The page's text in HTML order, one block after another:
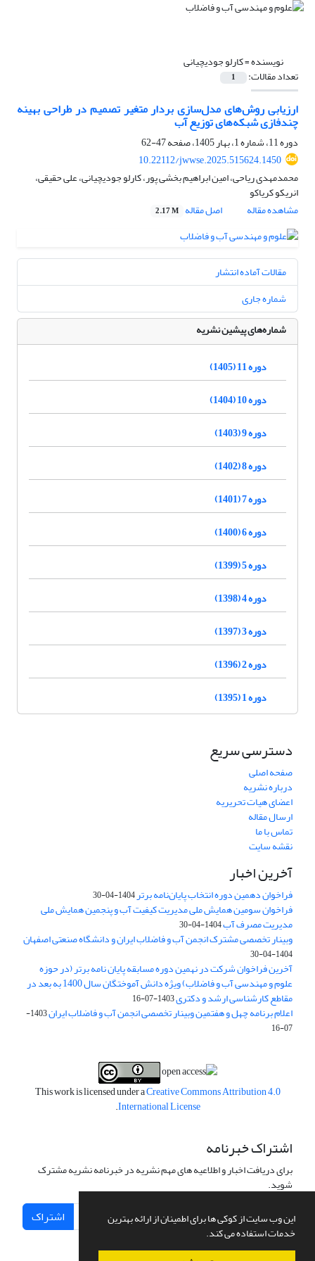
این وب سایت از کوکی ها برای اطمینان از ارائه بهترین
خدمات استفاده می کند.
نویسنده =کارلو جودیچیانی
تعداد مقالات: 1
ارزیابی روش‌های مدل‌سازی بردار متغیر تصمیمدر طراحی بهینه
چندفازیشبکه‌های توزیع آب
دوره 11، شماره 1، بهار 1405، صفحه
47-62
10.22112/jwwse.2025.515624.1450
محمدمهدی ریاحی، امین ابراهیم بخشی پور، کارلو جودیچیانی، علی حقیقی،
انریکو کریاکو
مشاهده مقاله
اصل مقاله 2.17 M
مقالات آماده انتشار
شماره جاری
شماره‌های پیشین نشریه
دوره 11 (1405)
دوره 10 (1404)
دوره 9 (1403)
دوره 8 (1402)
دوره 7 (1401)
دوره 6 (1400)
دوره 5 (1399)
دوره 4 (1398)
دوره 3 (1397)
دوره 2 (1396)
دوره 1 (1395)
دسترسی سریع
صفحه اصلی
درباره نشریه
اعضای هیات تحریریه
ارسال مقاله
تماس با ما
نقشه سایت
آخرین اخبار
فراخوان دهمین دوره انتخاب پایان‌نامه برتر1404-04-30
فراخوان سومین همایش ملی مدیریت کیفیت آب و پنجمین همایش ملی
مدیریت مصرف آب1404-04-30
وبینار تخصصی مشترک انجمن آب و فاضلاب ایران و دانشگاه صنعتی اصفهان
1404-04-30
آخرین فراخوان شرکت در نهمین دوره مسابقه پایان نامه برتر (در حوزه
علوم و مهندسی آب و فاضلاب) ویژه دانش آموختگان سال 1400 به بعد در
مقاطع کارشناسی ارشد و دکتری1403-07-16
اعلام برنامه چهل و هفتمین وبینار تخصصی انجمن آب و فاضلاب ایران
1403-
07-16
This work is licensed under aCreative Commons Attribution 4.0
International License
.
اشتراک خبرنامه
برای دریافت اخبار و اطلاعیه های مهم نشریه در خبرنامه نشریه مشترک
شوید.
اشتراک